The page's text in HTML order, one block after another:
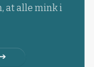
at alle mink i